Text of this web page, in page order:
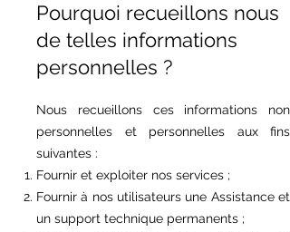
Pourquoi recueillons nous
de telles informations
personnelles ?
Nous recueillons ces informations non
personnelles et personnelles aux fins
suivantes :
Fournir et exploiter nos services ;
Fournir à nos utilisateurs une Assistance et
un support technique permanents ;